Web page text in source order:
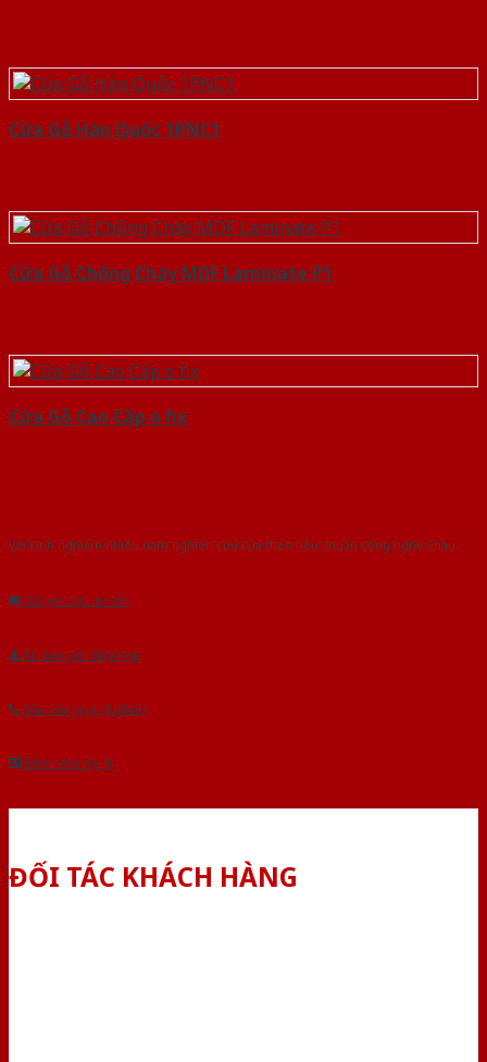
Cửa Gỗ Hàn Quốc 1PNC1
Cửa Gỗ Chống Cháy MDF Laminate P1
Cửa Gỗ Cao Cấp o fix
Với kinh nghiệm nhiêu năm nghiên cứu cửa theo tiêu chuẩn công nghệ Châu
Gửi yêu cầu tư vấn
Tải báo giá tổng hợp
Yêu cầu gọi lại (3 phút)
Dành cho đại lý
ĐỐI TÁC KHÁCH HÀNG